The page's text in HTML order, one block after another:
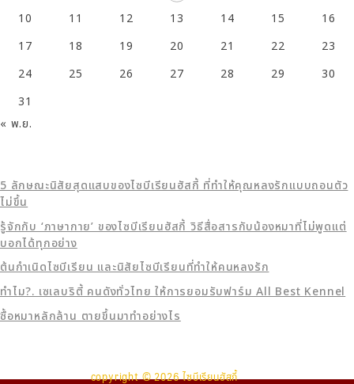
10
11 12 13 14 15
16
17
18 19 20 21 22
23
24
25 26 27 28 29
30
31
« พ.ย.
5 ลักษณะนิสัยสุดแสบของไซบีเรียนฮัสกี้ ที่ทำให้คุณหลงรักแบบถอนตัว
ไม่ขึ้น
รู้จักกับ ‘ภาษากาย’ ของไซบีเรียนฮัสกี้ วิธีสื่อสารกับน้องหมาที่ไม่พูดแต่
บอกได้ทุกอย่าง
ต้นกำเนิดไซบีเรียน และนิสัยไซบีเรียนที่ทำให้คนหลงรัก
ทำไม?. เซเลบริตี้ คนดังทั่วไทย ให้การยอมรับฟาร์ม All Best Kennel
ซื้อหมาหลักล้าน ตายขึ้นมาทำอย่างไร
copyright © 2026 ไซบีเรียนฮัสกี้